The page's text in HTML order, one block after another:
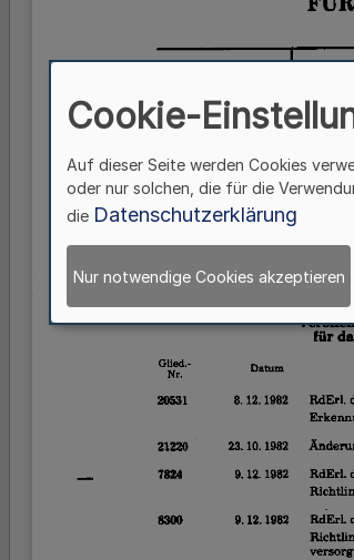
Cookie-
Auf dieser Seite werden Cookies
oder nur solchen, die für die
die Datenschutzerklärung
Nur notwendige Cookies akzeptieren